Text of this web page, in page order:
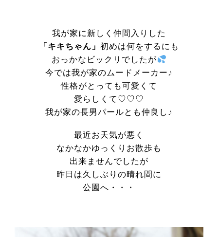
我が家に新しく仲間入りした
「キキちゃん」 初めは何をするにも
おっかなビックリでしたが
今では我が家のムードメーカー♪
性格がとっても可愛くて
愛らしくて♡♡♡
我が家の長男パールとも仲良し♪
最近お天気が悪く
なかなかゆっくりお散歩も
出来ませんでしたが
昨日は久しぶりの晴れ間に
公園へ・・・